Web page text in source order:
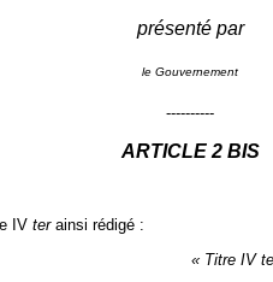
présenté par
le Gouvernement
----------
ARTICLE 2 BIS
IVterainsi rédigé :
« Titre IV